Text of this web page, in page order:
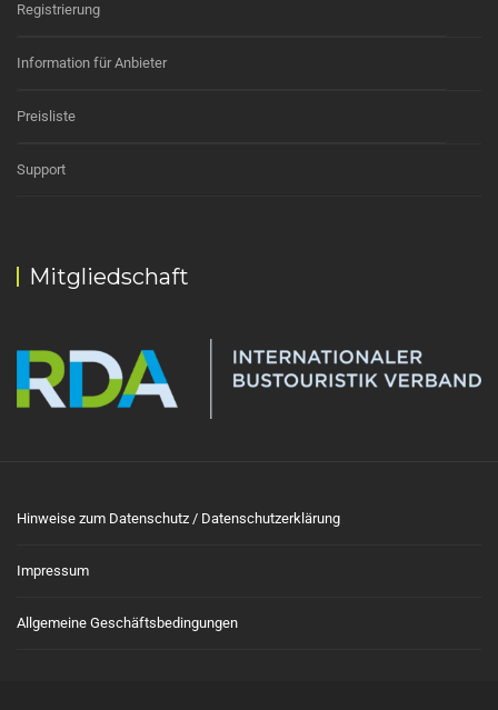
Registrierung
Information für Anbieter
Preisliste
Support
Mitgliedschaft
Hinweise zum Datenschutz / Datenschutzerklärung
Impressum
Allgemeine Geschäftsbedingungen